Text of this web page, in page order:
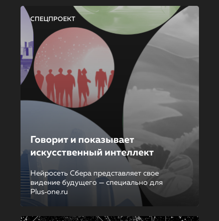
СПЕЦПРОЕКТ
Говорит и показывает
искусственный интеллект
Нейросеть Сбера представляет свое
видение будущего — специально для
Plus‑one.ru